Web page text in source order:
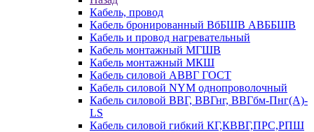
Кабель, провод
Кабель бронированный ВбБШВ АВББШВ
Кабель и провод нагревательный
Кабель монтажный МГШВ
Кабель монтажный МКШ
Кабель силовой АВВГ ГОСТ
Кабель силовой NYM однопроволочный
Кабель силовой ВВГ, ВВГнг, ВВГбм-Пнг(А)-
LS
Кабель силовой гибкий КГ,КВВГ,ПРС,РПШ